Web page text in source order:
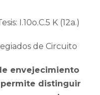
I.10o.C.5 K (12a.)
de Circuito
envejecimiento
distinguir